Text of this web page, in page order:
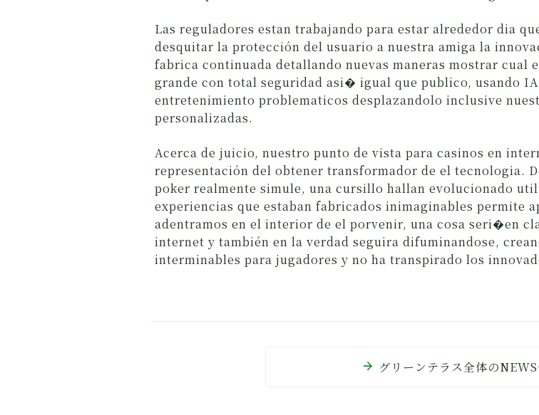
Las reguladores estan trabajando para estar alrededor dia
desquitar la protección del usuario a nuestra amiga la
fabrica continuada detallando nuevas maneras mostrar cual
grande con total seguridad asi� igual que publico, usando
entretenimiento problematicos desplazandolo inclusive
personalizadas.
Acerca de juicio, nuestro punto de vista para casinos en
representación del obtener transformador de el tecnologia.
poker realmente simule, una cursillo hallan evolucionado
experiencias que estaban fabricados inimaginables permite
adentramos en el interior de el porvenir, una cosa seri�en
internet y también en la verdad seguira difuminandose,
interminables para jugadores y no ha transpirado los
arrow_forward グリーンテラス全体の